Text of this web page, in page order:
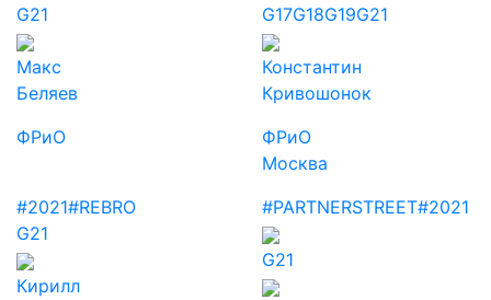
G21
Макс
Беляев
ФРиО
G17G18G19G21
Константин
Кривошонок
ФРиО
Москва
#2021#REBRO
G21
Кирилл
#PARTNERSTREET#2021
G21